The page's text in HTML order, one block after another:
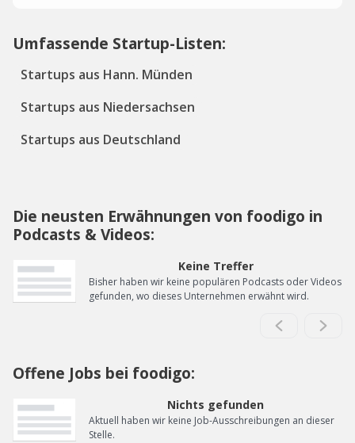
Umfassende Startup-Listen:
Startups aus Hann. Münden
Startups aus Niedersachsen
Startups aus Deutschland
Die neusten Erwähnungen von foodigo in
Podcasts & Videos:
Keine Treffer
Bisher haben wir keine populären Podcasts oder Videos
gefunden, wo dieses Unternehmen erwähnt wird.
Offene Jobs bei foodigo:
Nichts gefunden
Aktuell haben wir keine Job-Ausschreibungen an dieser
Stelle.